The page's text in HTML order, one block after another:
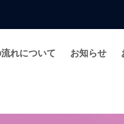
れについて お知らせ